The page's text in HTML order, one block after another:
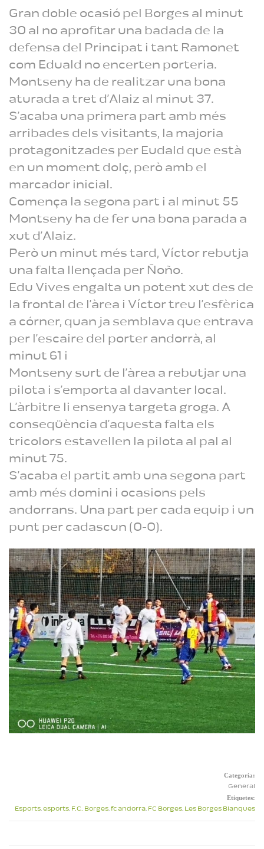
Gran doble ocasió pel Borges al minut
30 al no aprofitar una badada de la
defensa del Principat i tant Ramonet
com Eduald no encerten porteria.
Montseny ha de realitzar una bona
aturada a tret d’Alaiz al minut 37.
S’acaba una primera part amb més
arribades dels visitants, la majoria
protagonitzades per Eudald que està
en un moment dolç, però amb el
marcador inicial.
Comença la segona part i al minut 55
Montseny ha de fer una bona parada a
xut d’Alaiz.
Però un minut més tard, Víctor rebutja
una falta llençada per Ñoño.
Edu Vives engalta un potent xut des de
la frontal de l’àrea i Víctor treu l’esfèrica
a córner, quan ja semblava que entrava
per l’escaire del porter andorrà, al
minut 61 i
Montseny surt de l’àrea a rebutjar una
pilota i s’emporta al davanter local.
L’àrbitre li ensenya targeta groga. A
conseqüència d’aquesta falta els
tricolors estavellen la pilota al pal al
minut 75.
S’acaba el partit amb una segona part
amb més domini i ocasions pels
andorrans. Una part per cada equip i un
punt per cadascun (0-0).
Categoria:
General
Etiquetes:
Esports,esports, F.C. Borges,fc andorra, FC Borges, Les Borges Blanques